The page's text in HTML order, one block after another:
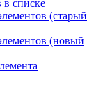
в списке
(старый
(новый